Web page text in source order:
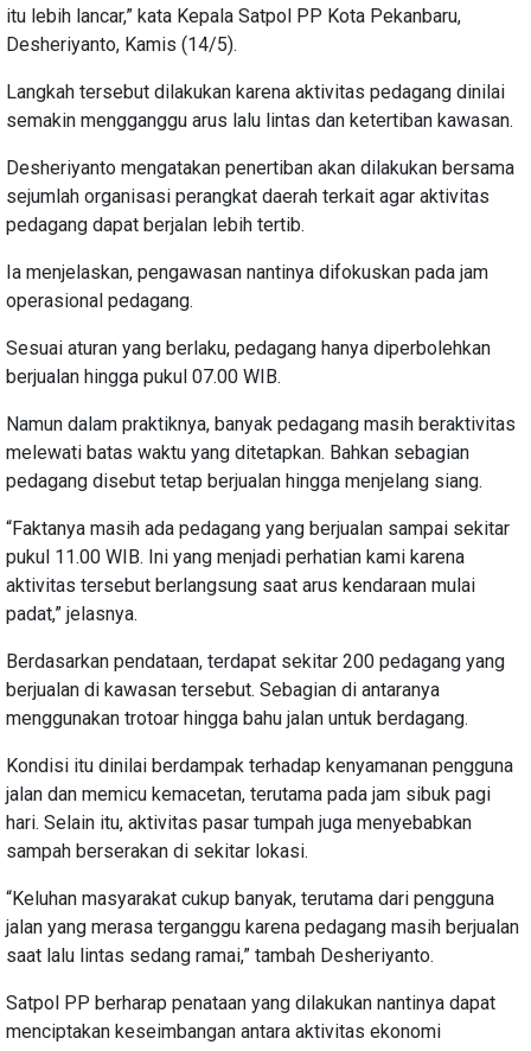
itu lebih lancar,” kata Kepala Satpol PP Kota Pekanbaru,
Desheriyanto, Kamis (14/5).
Langkah tersebut dilakukan karena aktivitas pedagang dinilai
semakin mengganggu arus lalu lintas dan ketertiban kawasan.
Desheriyanto mengatakan penertiban akan dilakukan bersama
sejumlah organisasi perangkat daerah terkait agar aktivitas
pedagang dapat berjalan lebih tertib.
Ia menjelaskan, pengawasan nantinya difokuskan pada jam
operasional pedagang.
Sesuai aturan yang berlaku, pedagang hanya diperbolehkan
berjualan hingga pukul 07.00 WIB.
Namun dalam praktiknya, banyak pedagang masih beraktivitas
melewati batas waktu yang ditetapkan. Bahkan sebagian
pedagang disebut tetap berjualan hingga menjelang siang.
“Faktanya masih ada pedagang yang berjualan sampai sekitar
pukul 11.00 WIB. Ini yang menjadi perhatian kami karena
aktivitas tersebut berlangsung saat arus kendaraan mulai
padat,” jelasnya.
Berdasarkan pendataan, terdapat sekitar 200 pedagang yang
berjualan di kawasan tersebut. Sebagian di antaranya
menggunakan trotoar hingga bahu jalan untuk berdagang.
Kondisi itu dinilai berdampak terhadap kenyamanan pengguna
jalan dan memicu kemacetan, terutama pada jam sibuk pagi
hari. Selain itu, aktivitas pasar tumpah juga menyebabkan
sampah berserakan di sekitar lokasi.
“Keluhan masyarakat cukup banyak, terutama dari pengguna
jalan yang merasa terganggu karena pedagang masih berjualan
saat lalu lintas sedang ramai,” tambah Desheriyanto.
Satpol PP berharap penataan yang dilakukan nantinya dapat
menciptakan keseimbangan antara aktivitas ekonomi